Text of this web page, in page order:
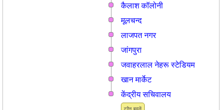
कैलाश कॉलोनी
मूलचन्द
लाजपत नगर
जांगपुरा
जवाहरलाल नेहरू स्टेडियम
खान मार्केट
ट्रैन बदलें
केंद्रीय सचिवालय